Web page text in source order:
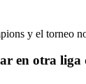
y el torneo
en otra liga